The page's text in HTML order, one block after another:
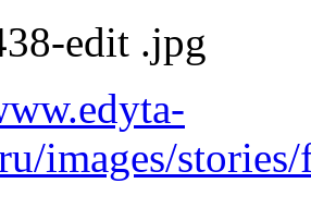
edit .jpg
images/